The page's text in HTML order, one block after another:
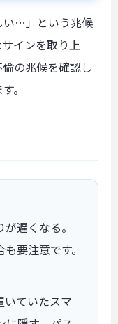
い…」という兆候
インを取り上
の兆候を確認し
。
遅くなる。
要注意です。
いていたスマ